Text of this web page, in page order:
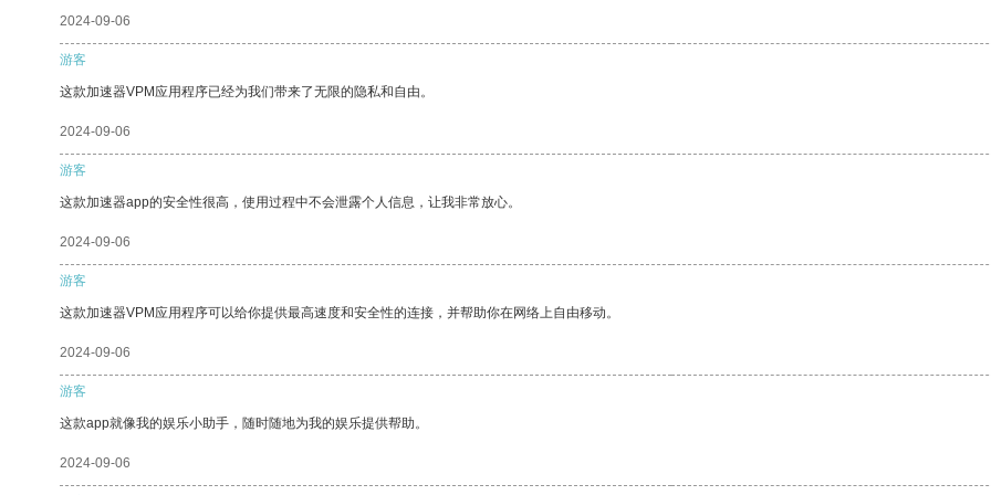
2024-09-06
游客
这款加速器VPM应用程序已经为我们带来了无限的隐私和自由。
2024-09-06
游客
这款加速器app的安全性很高，使用过程中不会泄露个人信息，让我非常放心。
2024-09-06
游客
这款加速器VPM应用程序可以给你提供最高速度和安全性的连接，并帮助你在网络上自由移动。
2024-09-06
游客
这款app就像我的娱乐小助手，随时随地为我的娱乐提供帮助。
2024-09-06